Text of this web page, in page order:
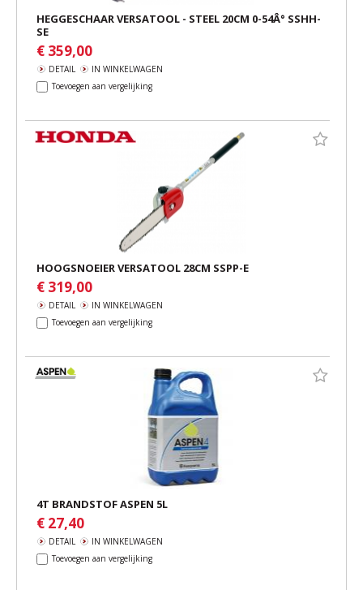
HEGGESCHAAR VERSATOOL - STEEL 20CM 0-54Â° SSHH-
SE
€ 359,00
DETAIL
IN WINKELWAGEN
Toevoegen aan vergelijking
HOOGSNOEIER VERSATOOL 28CM SSPP-E
€ 319,00
DETAIL
IN WINKELWAGEN
Toevoegen aan vergelijking
4T BRANDSTOF ASPEN 5L
€ 27,40
DETAIL
IN WINKELWAGEN
Toevoegen aan vergelijking